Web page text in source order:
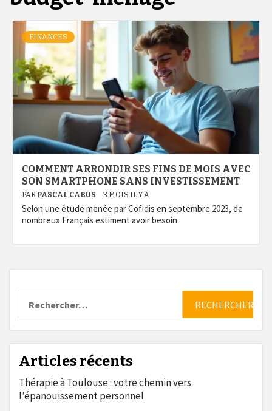
FINANCES
COMMENT ARRONDIR SES FINS DE MOIS AVEC
SON SMARTPHONE SANS INVESTISSEMENT
PAR PASCAL CABUS 3 MOIS IL Y A
Selon une étude menée par Cofidis en septembre 2023, de
nombreux Français estiment avoir besoin
Articles récents
Thérapie à Toulouse : votre chemin vers
l’épanouissement personnel